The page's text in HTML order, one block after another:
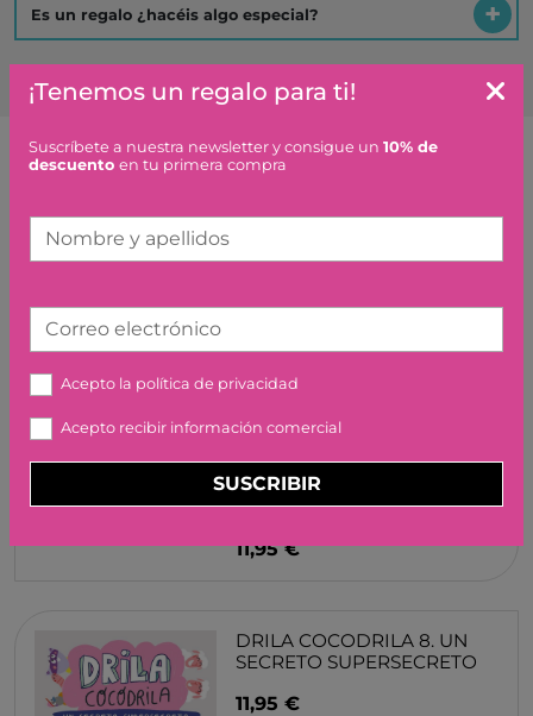
Es un regalo ¿hacéis algo especial?
PUZZLE OBSERVACION
CAJA DE MUSICA WE ARE
THE CHAMPIONS
PROTOCOL
11,95 €
DRILA COCODRILA 8. UN
SECRETO SUPERSECRETO
11,95 €
¡Tenemos un regalo para ti!
Suscríbete a nuestra newsletter y consigue un 10% de
descuento en tu primera compra
Nombre y apellidos
Correo electrónico
Acepto la política de privacidad
Acepto recibir información comercial
SUSCRIBIR